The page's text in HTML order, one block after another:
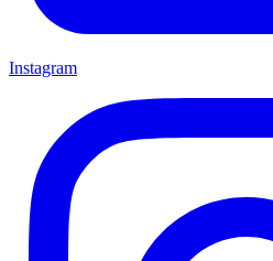
Instagram